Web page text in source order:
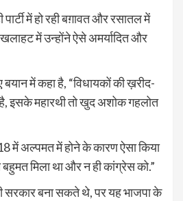
में हो रही बग़ावत और रसातल में
में उन्होंने ऐसे अमर्यादित और
बयान में कहा है, “विधायकों की ख़रीद-
इसके महारथी तो खुद अशोक गहलोत
में अल्पमत में होने के कारण ऐसा किया
मिला था और न ही कांग्रेस को.”
सरकार बना सकते थे, पर यह भाजपा के